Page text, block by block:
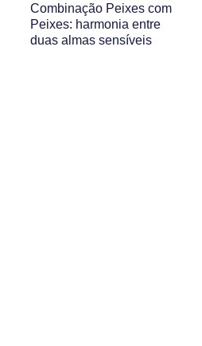
Combinação Peixes com
Peixes: harmonia entre
duas almas sensíveis